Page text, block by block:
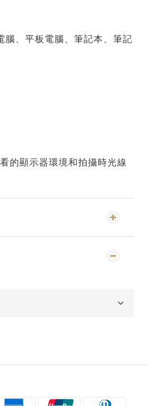
腦、平板電腦、筆記本、筆記
的顯示器環境和拍攝時光線